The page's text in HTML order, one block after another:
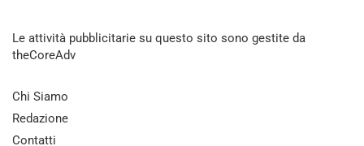
Le attività pubblicitarie su questo sito sono gestite da
theCoreAdv
Chi Siamo
Redazione
Contatti